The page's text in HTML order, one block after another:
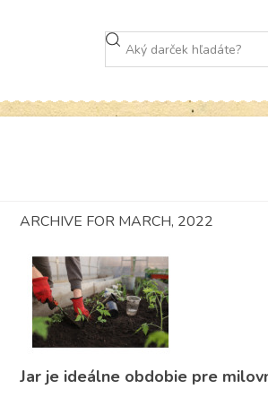
ARCHIVE FOR MARCH, 2022
Jar je ideálne obdobie pre